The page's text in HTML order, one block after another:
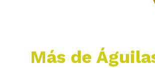
Más de